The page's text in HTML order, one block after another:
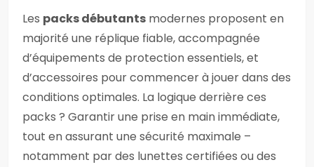
Les packs débutants modernes proposent en
majorité une réplique fiable, accompagnée
d’équipements de protection essentiels, et
d’accessoires pour commencer à jouer dans des
conditions optimales. La logique derrière ces
packs ? Garantir une prise en main immédiate,
tout en assurant une sécurité maximale –
notamment par des lunettes certifiées ou des